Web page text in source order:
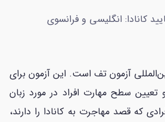
کانادا: انگلیسی و فرانسوی
آزمون تف است. این آزمون برای
سطح مهارت افراد در مورد زبان
که قصد مهاجرت به کانادا را دارند،